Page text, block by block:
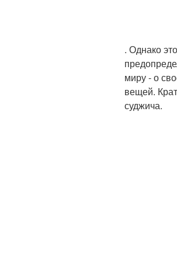
. Однако
миру - о
вещей.
суджича.